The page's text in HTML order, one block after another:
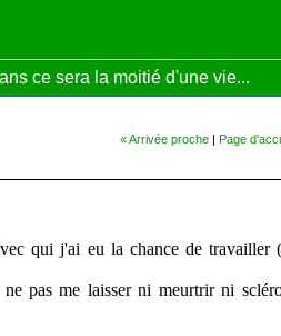
ce sera la moitié d'une vie...
« Arrivée proche| Page
qui j'ai eu la chance de travailler
pas me laisser ni meurtrir ni